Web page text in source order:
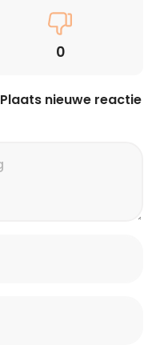
0
Plaats nieuwe reactie